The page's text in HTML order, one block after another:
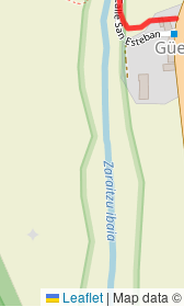
Leaflet | Map data ©